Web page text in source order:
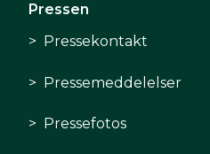
Pressen
Pressekontakt
Pressemeddelelser
Pressefotos